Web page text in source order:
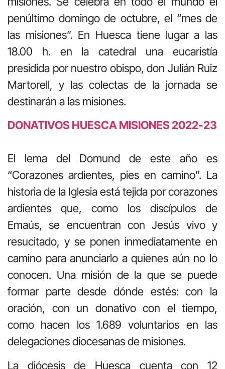
penúltimo domingo de octubre, el “mes de
las misiones”. En Huesca tiene lugar a las
18.00 h. en la catedral una eucaristía
presidida por nuestro obispo, don Julián Ruiz
Martorell, y las colectas de la jornada se
destinarán a las misiones.
DONATIVOS HUESCA MISIONES 2022-23
El lema del Domund de este año es
“Corazones ardientes, pies en camino”. La
historia de la Iglesia está tejida por corazones
ardientes que, como los discípulos de
Emaús, se encuentran con Jesús vivo y
resucitado, y se ponen inmediatamente en
camino para anunciarlo a quienes aún no lo
conocen. Una misión de la que se puede
formar parte desde dónde estés: con la
oración, con un donativo con el tiempo,
como hacen los 1.689 voluntarios en las
delegaciones diocesanas de misiones.
La diócesis de Huesca cuenta con 12